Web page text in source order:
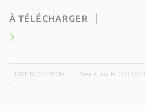
À TÉLÉCHARGER
LUCILE ROSSI-TISON Mise à jour le 04/12/